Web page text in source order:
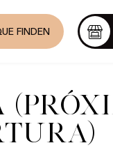
FINDEN